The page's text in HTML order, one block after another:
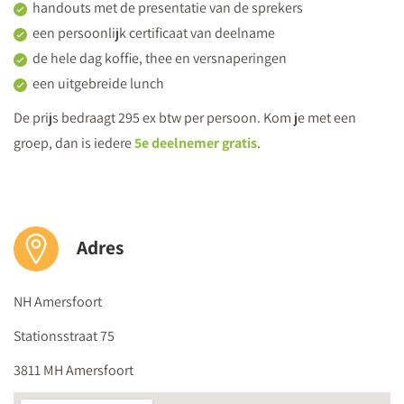
Spectrumvisie
Hoe zorgen op je leerlingen afgestemde rust- en
bewegingsmomenten voor welbevinden in de klas?
Koptelefoons, capuchons, vaste plekken - welke effectieve
hulpmiddelen zet je in voor een betere prikkelverwerking
tijdens je les?
17.00
Afsluiting door de dagvoorzitter, gevolgd door een verzorgde
lunch
handouts met de presentatie van de sprekers
een persoonlijk certificaat van deelname
de hele dag koffie, thee en versnaperingen
een uitgebreide lunch
De prijs bedraagt 295 ex btw per persoon. Kom je met een
groep, dan is iedere5e deelnemer gratis.
Adres
NH Amersfoort
Stationsstraat 75
3811 MH Amersfoort